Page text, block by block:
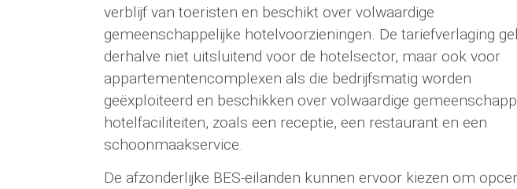
verblijf van toeristen en beschikt over volwaardige
gemeenschappelijke hotelvoorzieningen. De tariefverlaging
derhalve niet uitsluitend voor de hotelsector, maar ook voor
appartementencomplexen als die bedrijfsmatig worden
geëxploiteerd en beschikken over volwaardige
hotelfaciliteiten, zoals een receptie, een restaurant en een
schoonmaakservice.
De afzonderlijke BES-eilanden kunnen ervoor kiezen om